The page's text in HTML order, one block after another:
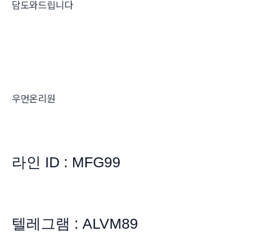
담도와드립니다
우먼온리원
라인 ID : MFG99
텔레그램 : ALVM89